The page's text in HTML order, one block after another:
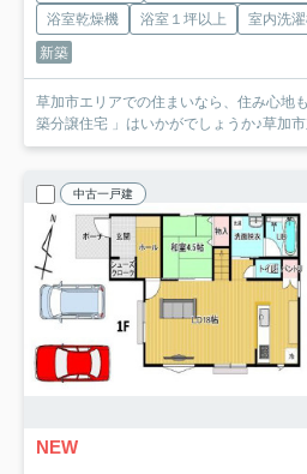
浴室乾燥機
浴室１坪以上
室内洗
新築
草加市エリアでの住まいなら、住み心地
築分譲住宅 」はいかがでしょうか♪草加
中古一戸建
NEW